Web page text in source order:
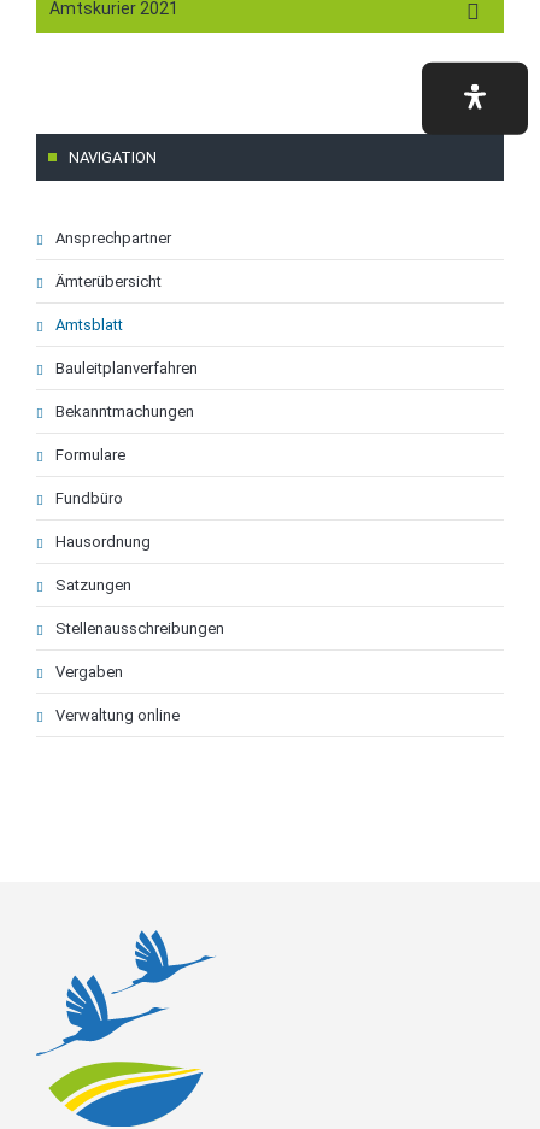
Amtskurier 2021
NAVIGATION
Navigation
überspringen
Ansprechpartner
Ämterübersicht
Amtsblatt
Bauleitplanverfahren
Bekanntmachungen
Formulare
Fundbüro
Hausordnung
Satzungen
Stellenausschreibungen
Vergaben
Verwaltung online